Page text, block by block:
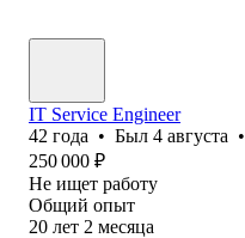
IT Service Engineer
42 года • Был 4 августа •
250 000 ₽
Не ищет работу
Общий опыт
20 лет 2 месяца